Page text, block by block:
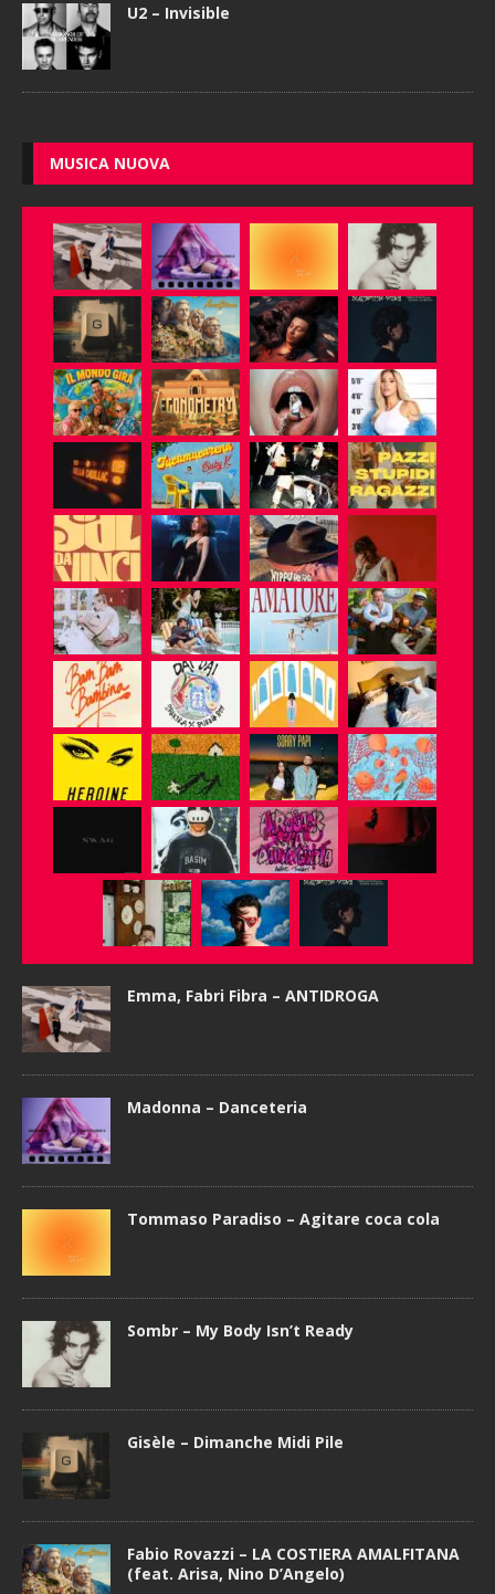
U2 – Invisible
MUSICA NUOVA
Emma, Fabri Fibra – ANTIDROGA
Madonna – Danceteria
Tommaso Paradiso – Agitare coca cola
Sombr – My Body Isn’t Ready
Gisèle – Dimanche Midi Pile
Fabio Rovazzi – LA COSTIERA AMALFITANA
(feat. Arisa, Nino D’Angelo)